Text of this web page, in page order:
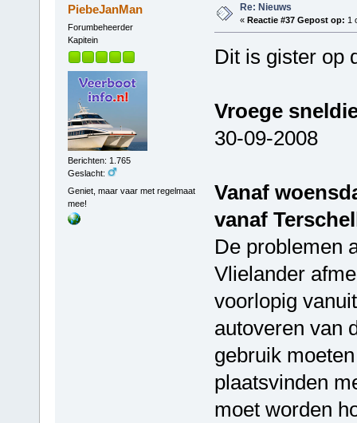
PiebeJanMan
Forumbeheerder
Kapitein
Berichten: 1.765
Geslacht:
Geniet, maar vaar met regelmaat
mee!
Re: Nieuws
« Reactie #37 Gepost op: 1
Dit is gister op
Vroege
30-09-2008
Vanaf
vanaf
De problemen
Vlielander
voorlopig
autoveren van
gebruik
plaatsvinden
moet worden